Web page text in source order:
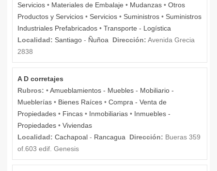
Servicios • Materiales de Embalaje • Mudanzas • Otros
Productos y Servicios • Servicios • Suministros • Suministros
Industriales Prefabricados • Transporte - Logística
Localidad: Santiago - Ñuñoa Dirección: Avenida Grecia
2838
A D corretajes
Rubros: •Amueblamientos - Muebles - Mobiliario -
Mueblerías • Bienes Raíces • Compra - Venta de
Propiedades • Fincas • Inmobiliarias • Inmuebles -
Propiedades • Viviendas
Localidad: Cachapoal - Rancagua Dirección: Bueras 359
of.603 edif. Genesis